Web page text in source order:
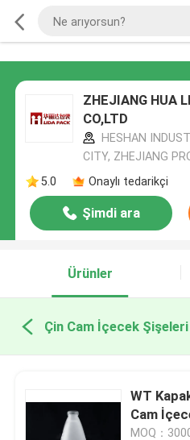
ZHEJIANG HUA
CO,LTD
HESHAN
CITY, ZHEJIANG
5.0
Onaylı tedarikçi
Şimdi ara
Ürünler
Çin Cam İçecek Şişeleri
WT
Cam
MOQ：